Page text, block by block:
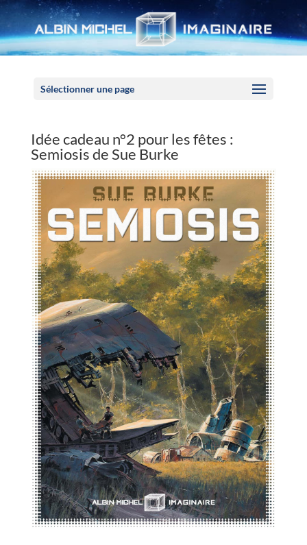
Sélectionner une page
Idée cadeau n°2 pour les fêtes :
Semiosis de Sue Burke
Panneau de gestion des cookies